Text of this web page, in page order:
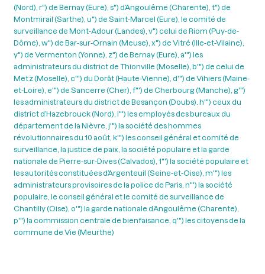
(Nord), r") de Bernay (Eure), s") d’Angoulême (Charente), t") de
Montmirail (Sarthe), u") de Saint-Marcel (Eure), le comité de
surveillance de Mont-Adour (Landes), v") celui de Riom (Puy-de-
Dôme), w") de Bar-sur-Ornain (Meuse), x") de Vitré (Ille-et-Vilaine),
y") de Vermenton (Yonne), z") de Bernay (Eure), a'") les
administrateurs du district de Thionville (Moselle), b'") de celui de
Metz (Moselle), c'") du Dorât (Haute-Vienne), d'") de Vihiers (Maine-
et-Loire), e'") de Sancerre (Cher), f"') de Cherbourg (Manche), g'")
les administrateurs du district de Besançon (Doubs). h'") ceux du
district d’Hazebrouck (Nord), i"') les employés des bureaux du
département de la Nièvre, j'") la société des hommes
révolutionnaires du 10 août, k'") les conseil général et comité de
surveillance, la justice de paix, la société populaire et la garde
nationale de Pierre-sur-Dives (Calvados), 1"') la société populaire et
les autorités constituées d’Argenteuil (Seine-et-Oise), m'") les
administrateurs provisoires de la police de Paris, n"') la société
populaire, le conseil général et le comité de surveillance de
Chantilly (Oise), o'") la garde nationale d’Angoulême (Charente),
p'") la commission centrale de bienfaisance, q'") les citoyens de la
commune de Vie (Meurthe)